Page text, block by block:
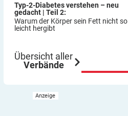
Typ-2-Diabetes verstehen – neu
gedacht | Teil 2:
Warum der Körper sein Fett nicht so
leicht hergibt
Übersicht aller
Verbände